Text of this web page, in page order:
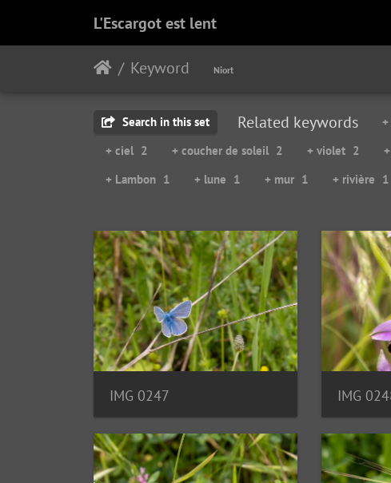
L'Escargot est lent
Keyword Niort
Search in this set Related keywords
+ ciel 2 + coucher de soleil 2 + violet 2
+ Lambon 1 + lune 1 + mur 1 + rivière 1
IMG 0247 IMG